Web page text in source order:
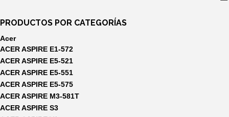
PRODUCTOS POR CATEGORÍAS
Acer
ACER ASPIRE E1-572
ACER ASPIRE E5-521
ACER ASPIRE E5-551
ACER ASPIRE E5-575
ACER ASPIRE M3-581T
ACER ASPIRE S3